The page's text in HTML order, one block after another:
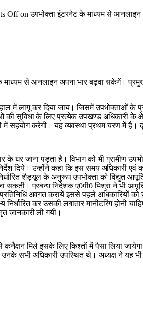
Offon उपभोक्ता इंटरनेट के माध्यम से
से आनलाइन अपना भार बढ़वा सकेगें।
में लागू कर दिया जाय। जिसमें उपभोक्ताओं के
की सुविधा के लिए प्रत्येक उपखण्ड अधिकारी
में सहयोग करेगी। यह व्यवस्था प्रथम चरण में
घर जाना पड़ता है। विभाग को भी ग्रामीण
दिये। उन्होंने कहा कि इस समय अधिकारी एवं
शैड्यूल के अनुरूप उपभोक्ता को विद्युत
प्रबन्ध निदेशक ए0पी0 मिश्रा ने भी
अवगत करायें इससे पहले अधिकारियों
निर्धारित कर उसकी लगातार मानीटरिंग
जानकारी ली गयी।
कनेैक्षन मिले इसके लिए किश्तों में पैसा लिया
सभी अधिकारी उपस्थित थे। अध्यक्ष ने यह